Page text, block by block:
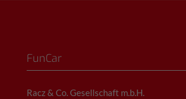
FunCar
Racz & Co. Gesellschaft m.b.H.